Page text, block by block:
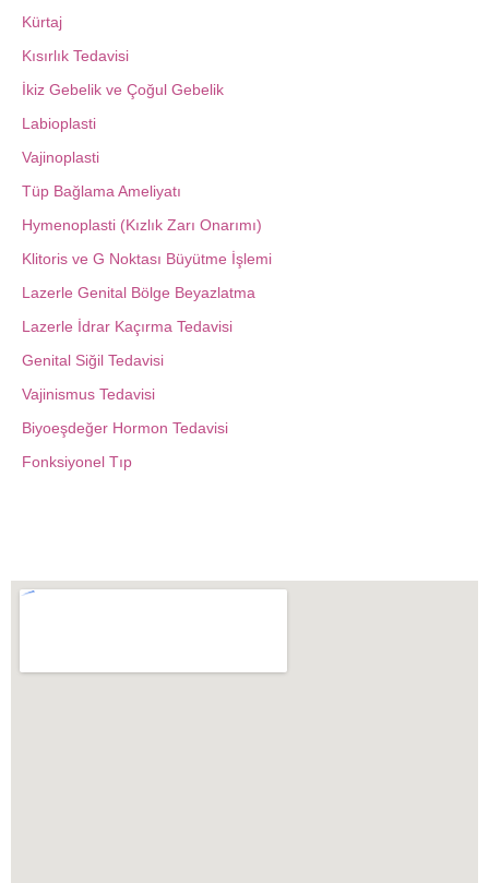
Kürtaj
Kısırlık Tedavisi
İkiz Gebelik ve Çoğul Gebelik
Labioplasti
Vajinoplasti
Tüp Bağlama Ameliyatı
Hymenoplasti (Kızlık Zarı Onarımı)
Klitoris ve G Noktası Büyütme İşlemi
Lazerle Genital Bölge Beyazlatma
Lazerle İdrar Kaçırma Tedavisi
Genital Siğil Tedavisi
Vajinismus Tedavisi
Biyoeşdeğer Hormon Tedavisi
Fonksiyonel Tıp